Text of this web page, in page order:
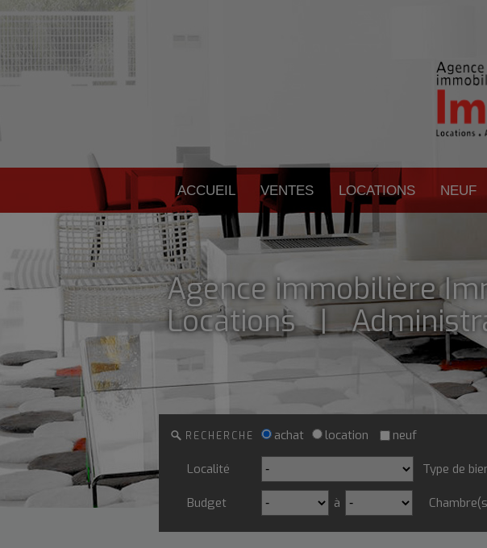
ACCUEIL VENTES LOCATIONS NEUF
Agence immobilière
Locations |
RECHERCHE achat location neuf
Localité Type de
Budget à